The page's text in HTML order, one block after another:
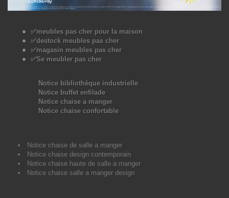
✅Se meubler pas cher
✅magasin meubles pas cher
✅destock meubles pas cher
✅meubles pas cher pour la maison
Notice bibliothèque industrielle
Notice buffet enfilade
Notice chaise a manger
Notice chaise confortable
Notice chaise de salle a manger
Notice chaise design contemporain
Notice chaise haute de salle a manger
Notice chaise salle a manger design